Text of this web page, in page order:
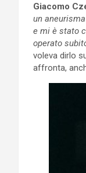
Giacomo
un
e mi è stato
operato
voleva dirlo
affronta,